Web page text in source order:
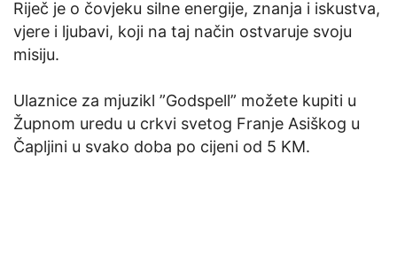
Riječ je o čovjeku silne energije, znanja i iskustva,
vjere i ljubavi, koji na taj način ostvaruje svoju
misiju.
Ulaznice za mjuzikl ”Godspell” možete kupiti u
Župnom uredu u crkvi svetog Franje Asiškog u
Čapljini u svako doba po cijeni od 5 KM.